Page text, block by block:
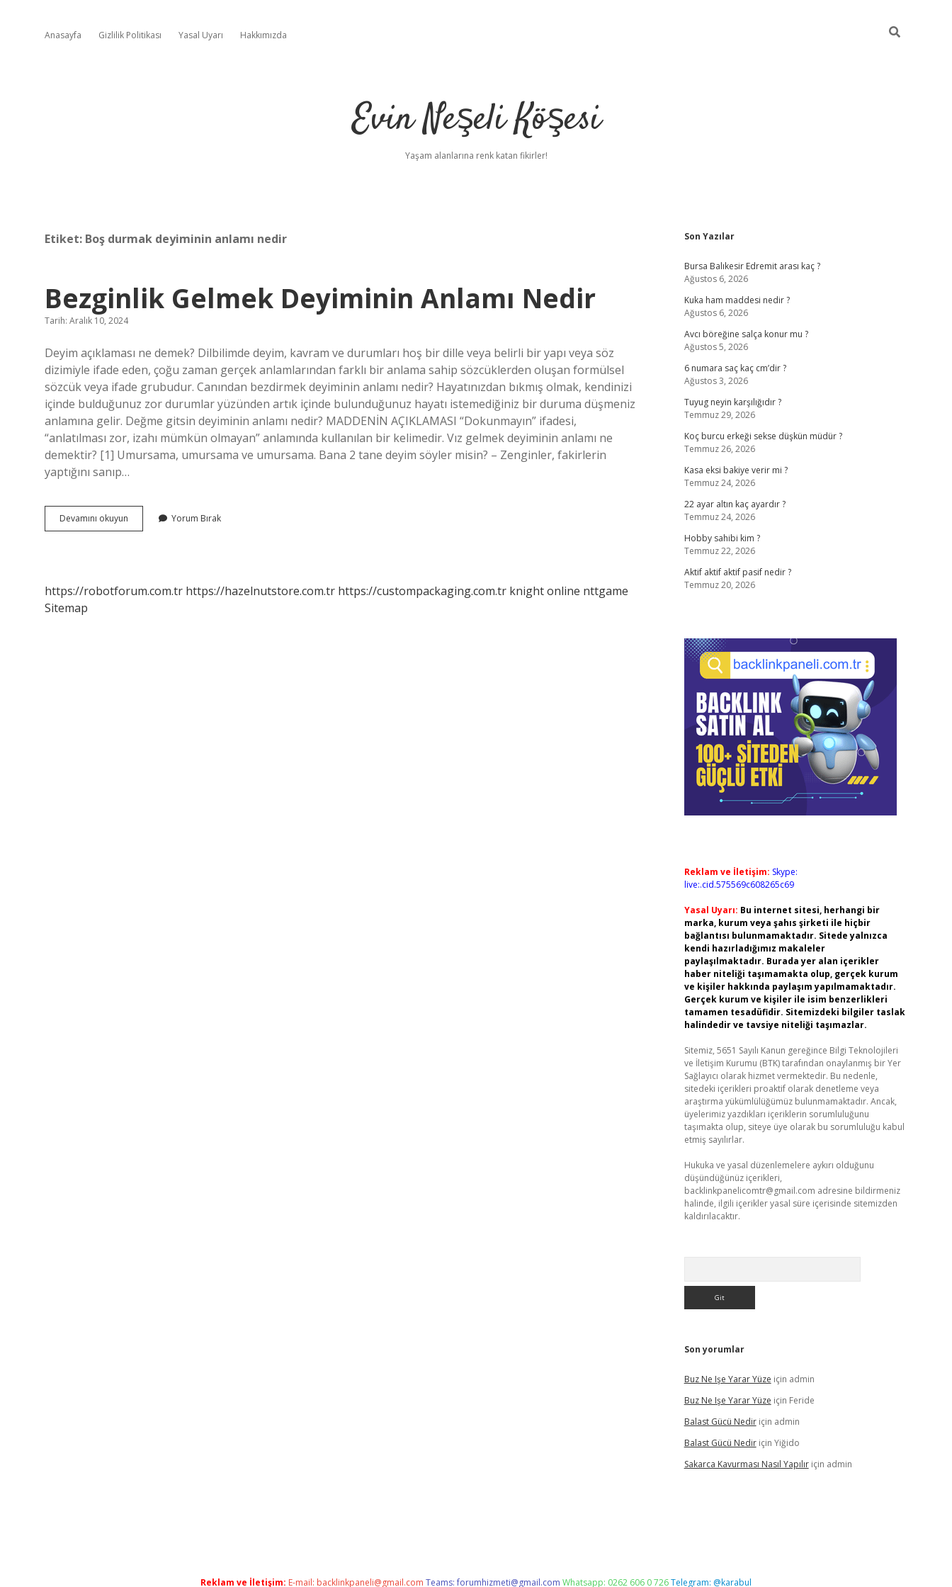
Anasayfa Gizlilik Politikası Yasal Uyarı Hakkımızda
Evin Neşeli Köşesi
Yaşam alanlarına renk katan fikirler!
Etiket: Boş durmak deyiminin anlamı nedir
Bezginlik Gelmek Deyiminin Anlamı Nedir
Tarih: Aralık 10, 2024
Deyim açıklaması ne demek? Dilbilimde deyim, kavram ve durumları hoş bir dille veya belirli bir yapı veya söz
dizimiyle ifade eden, çoğu zaman gerçek anlamlarından farklı bir anlama sahip sözcüklerden oluşan formülsel
sözcük veya ifade grubudur. Canından bezdirmek deyiminin anlamı nedir? Hayatınızdan bıkmış olmak, kendinizi
içinde bulduğunuz zor durumlar yüzünden artık içinde bulunduğunuz hayatı istemediğiniz bir duruma düşmeniz
anlamına gelir. Değme gitsin deyiminin anlamı nedir? MADDENİN AÇIKLAMASI “Dokunmayın” ifadesi,
“anlatılması zor, izahı mümkün olmayan” anlamında kullanılan bir kelimedir. Vız gelmek deyiminin anlamı ne
demektir? [1] Umursama, umursama ve umursama. Bana 2 tane deyim söyler misin? – Zenginler, fakirlerin
yaptığını sanıp…
Devamını okuyun Bezginlik
Gelmek
Yorum Bırak
https://robotforum.com.tr https://hazelnutstore.com.tr https://custompackaging.com.tr knight online nttgame
Sitemap
Sidebar
Son Yazılar
Bursa Balıkesir Edremit arası kaç ?
Ağustos 6, 2026
Kuka ham maddesi nedir ?
Ağustos 6, 2026
Avcı böreğine salça konur mu ?
Ağustos 5, 2026
6 numara saç kaç cm’dir ?
Ağustos 3, 2026
Tuyug neyin karşılığıdır ?
Temmuz 29, 2026
Koç burcu erkeği sekse düşkün müdür ?
Temmuz 26, 2026
Kasa eksi bakiye verir mi ?
Temmuz 24, 2026
22 ayar altın kaç ayardır ?
Temmuz 24, 2026
Hobby sahibi kim ?
Temmuz 22, 2026
Aktif aktif aktif pasif nedir ?
Temmuz 20, 2026
Reklam ve İletişim: Skype:
live:.cid.575569c608265c69
Yasal Uyarı: Bu internet sitesi, herhangi bir
marka, kurum veya şahıs şirketi ile hiçbir
bağlantısı bulunmamaktadır. Sitede yalnızca
kendi hazırladığımız makaleler
paylaşılmaktadır. Burada yer alan içerikler
haber niteliği taşımamakta olup, gerçek kurum
ve kişiler hakkında paylaşım yapılmamaktadır.
Gerçek kurum ve kişiler ile isim benzerlikleri
tamamen tesadüfidir. Sitemizdeki bilgiler taslak
halindedir ve tavsiye niteliği taşımazlar.
Sitemiz, 5651 Sayılı Kanun gereğince Bilgi Teknolojileri
ve İletişim Kurumu (BTK) tarafından onaylanmış bir Yer
Sağlayıcı olarak hizmet vermektedir. Bu nedenle,
sitedeki içerikleri proaktif olarak denetleme veya
araştırma yükümlülüğümüz bulunmamaktadır. Ancak,
üyelerimiz yazdıkları içeriklerin sorumluluğunu
taşımakta olup, siteye üye olarak bu sorumluluğu kabul
etmiş sayılırlar.
Hukuka ve yasal düzenlemelere aykırı olduğunu
düşündüğünüz içerikleri,
backlinkpanelicomtr@gmail.com adresine bildirmeniz
halinde, ilgili içerikler yasal süre içerisinde sitemizden
kaldırılacaktır.
Son yorumlar
Buz Ne Işe Yarar Yüze için admin
Buz Ne Işe Yarar Yüze için Feride
Balast Gücü Nediriçin admin
Balast Gücü Nediriçin Yiğido
Sakarca Kavurması Nasıl Yapılıriçin admin
Reklam ve İletişim: E-mail: backlinkpaneli@gmail.com Teams:forumhizmeti@gmail.com Whatsapp: 0262 606 0 726Telegram: @karabul